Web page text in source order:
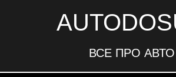
ВСЕ ПРО АВТО